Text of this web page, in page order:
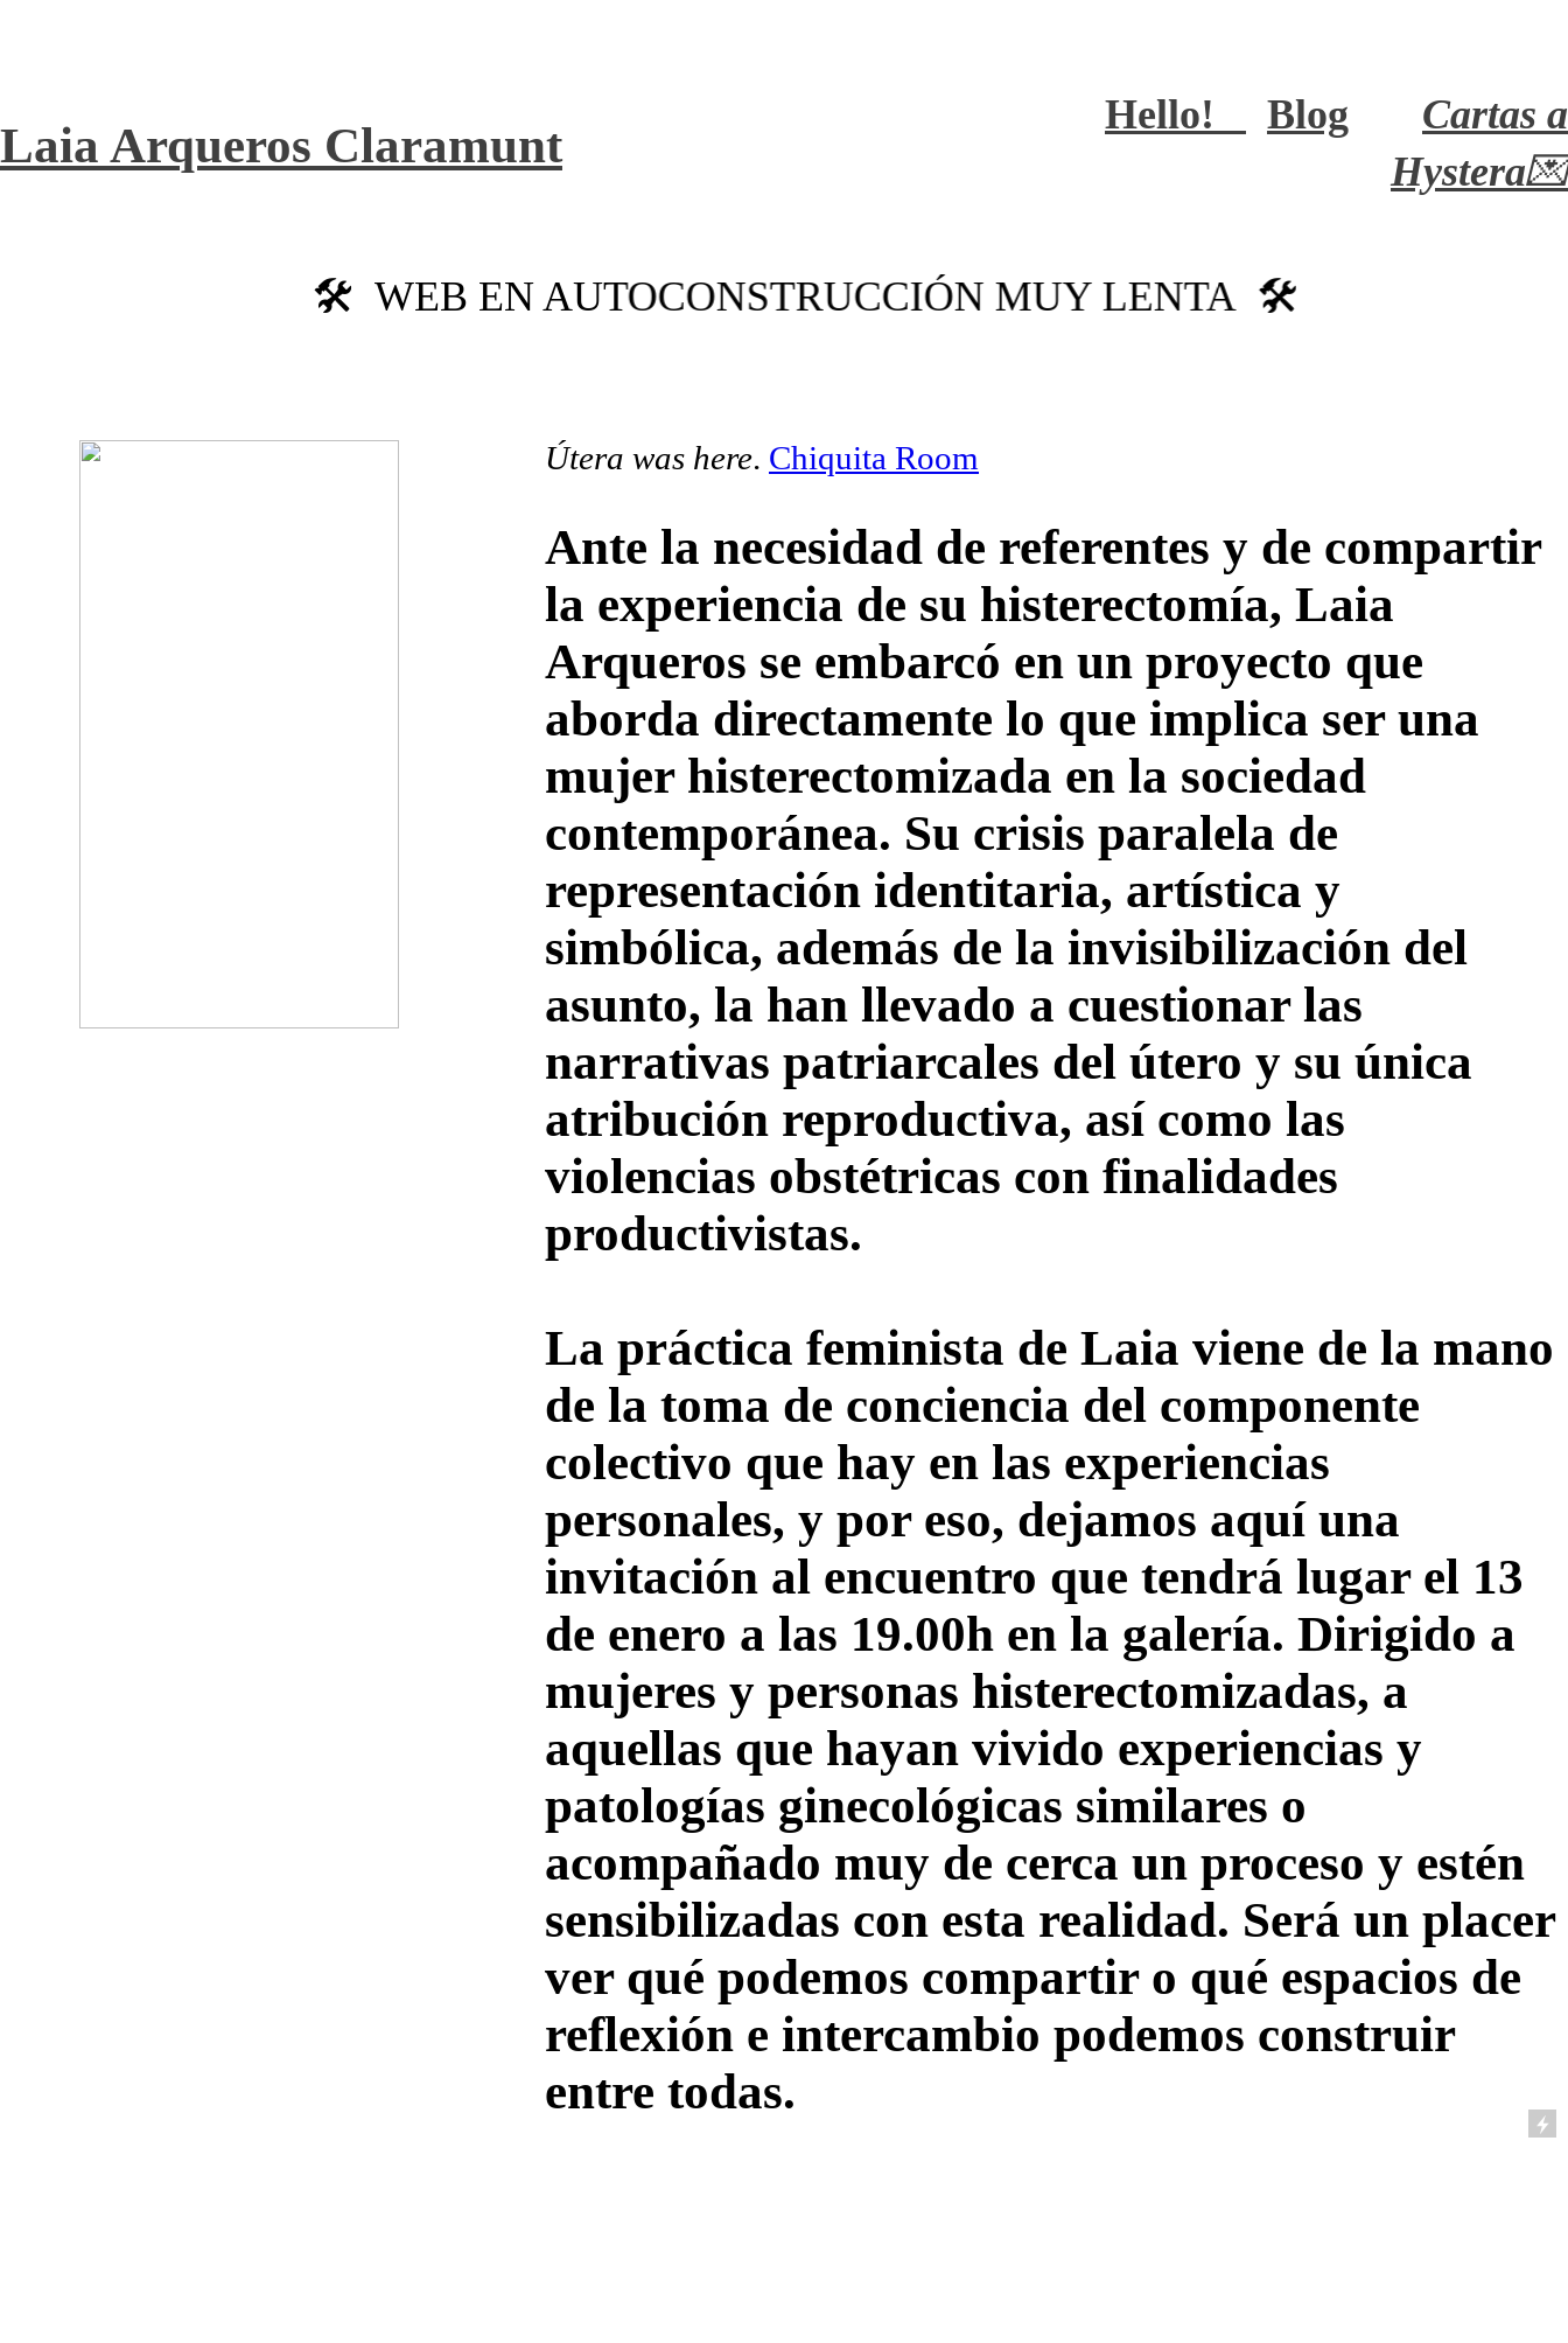
Laia Arqueros Claramunt
Hello! Blog
Cartas a
Hystera💌
🛠️WEB EN AUTOCONSTRUCCIÓN MUY LENTA 🛠️
Útera was here. Chiquita Room
Ante la necesidad de referentes y de compartir
la experiencia de su histerectomía, Laia
Arqueros se embarcó en un proyecto que
aborda directamente lo que implica ser una
mujer histerectomizada en la sociedad
contemporánea. Su crisis paralela de
representación identitaria, artística y
simbólica, además de la invisibilización del
asunto, la han llevado a cuestionar las
narrativas patriarcales del útero y su única
atribución reproductiva, así como las
violencias obstétricas con finalidades
productivistas.
La práctica feminista de Laia viene de la mano
de la toma de conciencia del componente
colectivo que hay en las experiencias
personales, y por eso, dejamos aquí una
invitación al encuentro que tendrá lugar el 13
de enero a las 19.00h en la galería. Dirigido a
mujeres y personas histerectomizadas, a
aquellas que hayan vivido experiencias y
patologías ginecológicas similares o
acompañado muy de cerca un proceso y estén
sensibilizadas con esta realidad. Será un placer
ver qué podemos compartir o qué espacios de
reflexión e intercambio podemos construir
entre todas.